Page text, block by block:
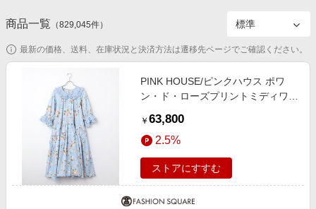
食品・スイーツ・お酒
コスメ・健康・医薬品
キッズ・ベビー用品
家電・PC・スマホ・カメラ
エンタメ
スポーツ・アウトドア・ゴルフ
インテリア・寝具
初回購入者限定特典
対象ストア新規限定特典
新着ストアのご紹介
電子書籍特集
楽天ペイ導入ストア
楽天サービス特集
旅行特集
お中元特集2026
商品一覧 （829,045件）
最新の価格、送料、在庫状況と決済方法は遷移先ページでご確認ください。
PINK HOUSE/ピンクハウス ポワ
ン・ド・ローズプリントミディワン
￥ 63,800
2.5%
ストアにすすむ